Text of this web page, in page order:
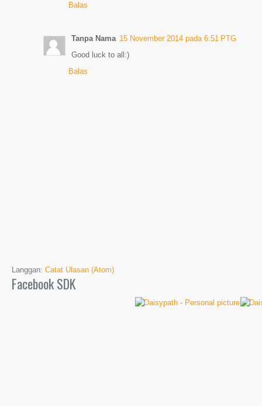
Balas
Tanpa Nama 15 November 2014 pada 6:51 PTG
Good luck to all:)
Balas
Langgan: Catat Ulasan (Atom)
Facebook SDK